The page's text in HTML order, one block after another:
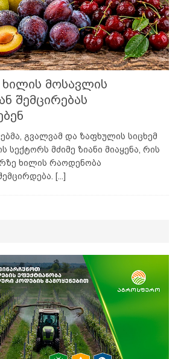
მოსავლის
შემცირებას
გვალვამ და ზაფხულის სიცხემ
მძიმე ზიანი მიაყენა, რის
ხილის რაოდენობა
[...]